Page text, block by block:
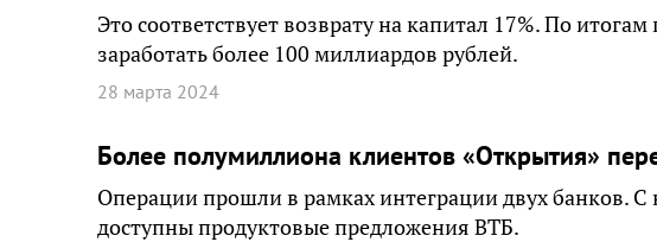
Это соответствует возврату на капитал 17%. По
заработать более 100 миллиардов рублей.
28 марта 2024
Более полумиллиона клиентов «Открытия»
Операции прошли в рамках интеграции двух банков. С
доступны продуктовые предложения ВТБ.